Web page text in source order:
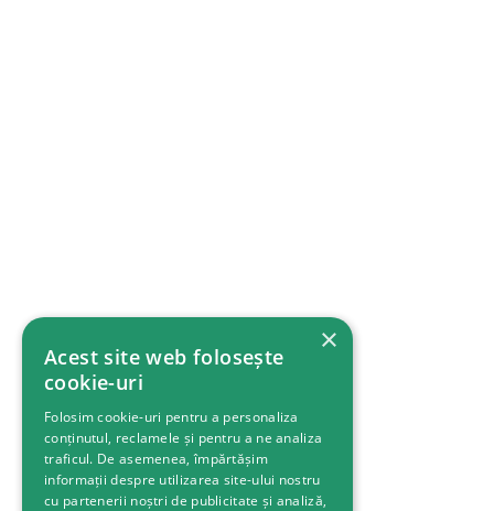
×
Acest site web folosește
cookie-uri
Folosim cookie-uri pentru a personaliza
conținutul, reclamele și pentru a ne analiza
traficul. De asemenea, împărtășim
informații despre utilizarea site-ului nostru
cu partenerii noștri de publicitate și analiză,